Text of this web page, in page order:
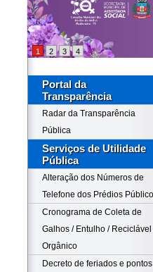
1 2 3 4
Portal da
Transparência
Radar da Transparência
Pública
Serviços de Utilidade
Pública
Alteração dos Números de
Telefone dos Prédios
Cronograma de Coleta de
Galhos / Entulho / Reciclável
Orgânico
Decreto de feriados e pontos